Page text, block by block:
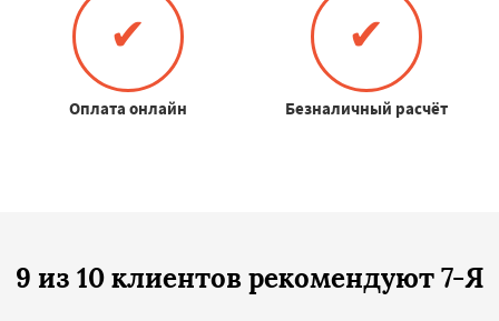
✔
Оплата онлайн
✔
Безналичный расчёт
9 из 10 клиентов рекомендуют 7-Я